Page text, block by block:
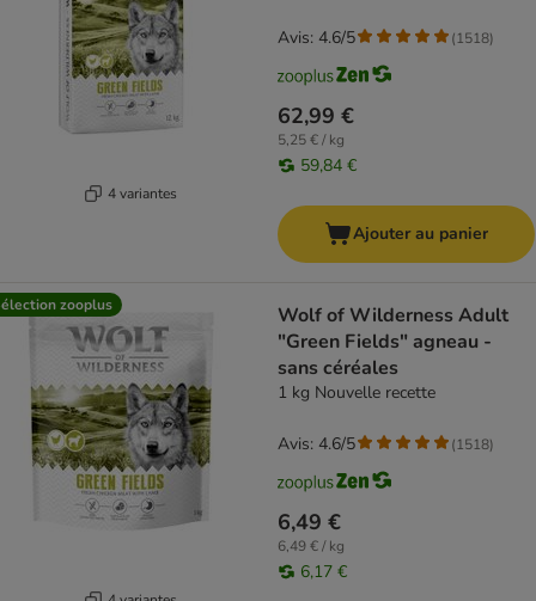
4 variantes
62,99 €
5,25 € / kg
59,84 €
Avis: 4.6/5 (1518)
Ajouter au panier
zooplus
Wolf of Wilderness Adult
"Green Fields" agneau -
sans céréales
1 kg Nouvelle recette
6,49 €
6,49 € / kg
6,17 €
Avis: 4.6/5 (1518)